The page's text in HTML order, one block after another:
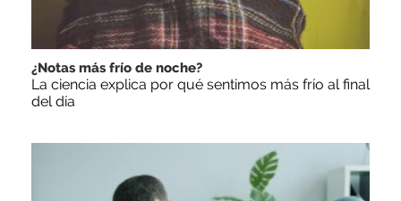
¿Notas más frío de noche?
La ciencia explica por qué sentimos más frío al final
del día